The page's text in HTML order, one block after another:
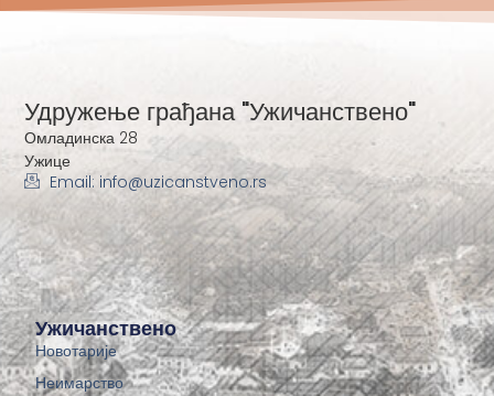
Ужичанствено
Новотарије
Неимарство
Удружење грађана "Ужичанствено"
Омладинска 28
Ужице
Email: info@uzicanstveno.rs